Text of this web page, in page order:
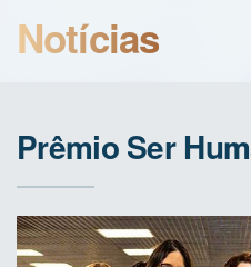
Notícias
Prêmio Ser